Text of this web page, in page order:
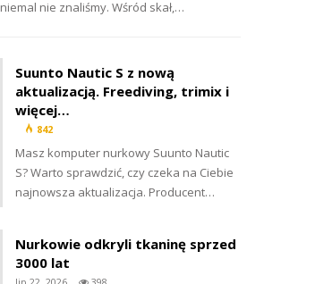
niemal nie znaliśmy. Wśród skał,…
Suunto Nautic S z nową
aktualizacją. Freediving, trimix i
więcej…
842
Masz komputer nurkowy Suunto Nautic
S? Warto sprawdzić, czy czeka na Ciebie
najnowsza aktualizacja. Producent…
Nurkowie odkryli tkaninę sprzed
3000 lat